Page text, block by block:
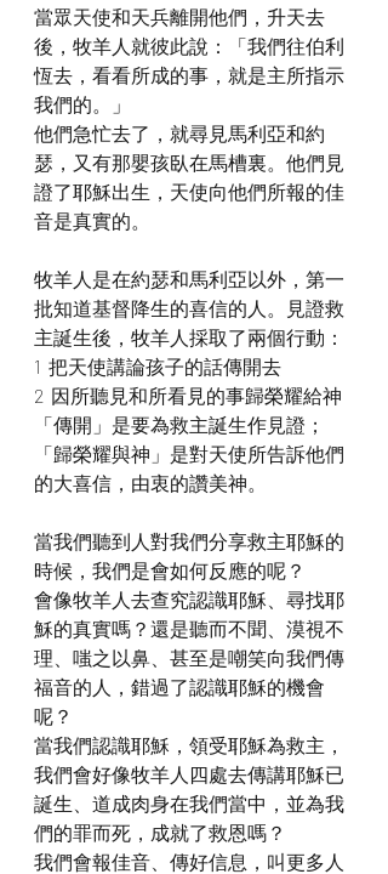
當眾天使和天兵離開他們，升天去
後，牧羊人就彼此說：「我們往伯利
恆去，看看所成的事，就是主所指示
我們的。」
他們急忙去了，就尋見馬利亞和約
瑟，又有那嬰孩臥在馬槽裏。他們見
證了耶穌出生，天使向他們所報的佳
音是真實的。
牧羊人是在約瑟和馬利亞以外，第一
批知道基督降生的喜信的人。見證救
主誕生後，牧羊人採取了兩個行動：
1  把天使講論孩子的話傳開去
2  因所聽見和所看見的事歸榮耀給神
「傳開」是要為救主誕生作見證；
「歸榮耀與神」是對天使所告訴他們
的大喜信，由衷的讚美神。
當我們聽到人對我們分享救主耶穌的
時候，我們是會如何反應的呢？
會像牧羊人去查究認識耶穌、尋找耶
穌的真實嗎？還是聽而不聞、漠視不
理、嗤之以鼻、甚至是嘲笑向我們傳
福音的人，錯過了認識耶穌的機會
呢？
當我們認識耶穌，領受耶穌為救主，
我們會好像牧羊人四處去傳講耶穌已
誕生、道成肉身在我們當中，並為我
們的罪而死，成就了救恩嗎？
我們會報佳音、傳好信息，叫更多人